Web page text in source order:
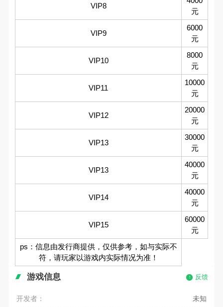
VIP8
元
VIP9
6000
元
VIP10
8000
元
VIP11
10000
元
VIP12
20000
元
VIP13
30000
元
VIP13
40000
元
VIP14
40000
元
VIP15
60000
元
ps：信息由发行商提供，仅供参考，如与实际不
符，请玩家以游戏内实际情况为准！
游戏信息 反馈
开发者： 未知